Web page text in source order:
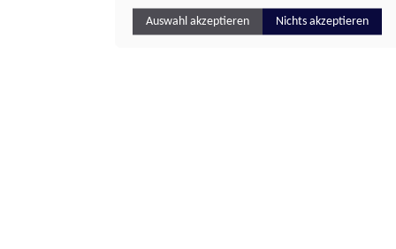
Auswahl akzeptieren Nichts akzeptieren